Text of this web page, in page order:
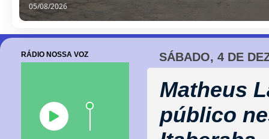
06/08/2026
SÁBADO, 4 DE
Matheus
público
RÁDIO NOSSA VOZ